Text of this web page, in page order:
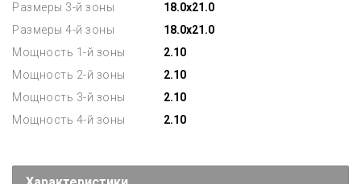
Размеры 3-й зоны
18.0x21.0
Размеры 4-й зоны
18.0x21.0
Мощность 1-й зоны
2.10
Мощность 2-й зоны
2.10
Мощность 3-й зоны
2.10
Мощность 4-й зоны
2.10